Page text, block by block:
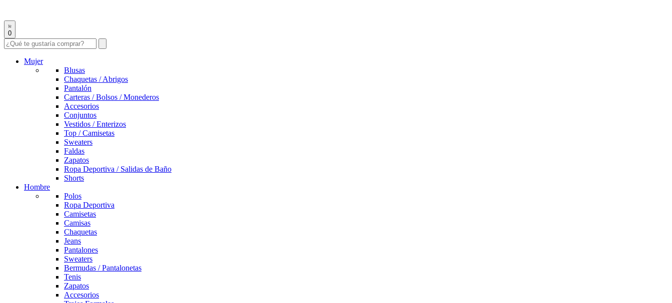
0
Mujer
Blusas
Chaquetas / Abrigos
Pantalón
Carteras / Bolsos / Monederos
Accesorios
Conjuntos
Vestidos / Enterizos
Top / Camisetas
Sweaters
Faldas
Zapatos
Ropa Deportiva / Salidas de Baño
Shorts
Hombre
Polos
Ropa Deportiva
Camisetas
Camisas
Chaquetas
Jeans
Pantalones
Sweaters
Bermudas / Pantalonetas
Tenis
Zapatos
Accesorios